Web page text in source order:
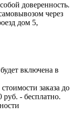
доверенность.
через
дом 5,
включена в
заказа до
- бесплатно.